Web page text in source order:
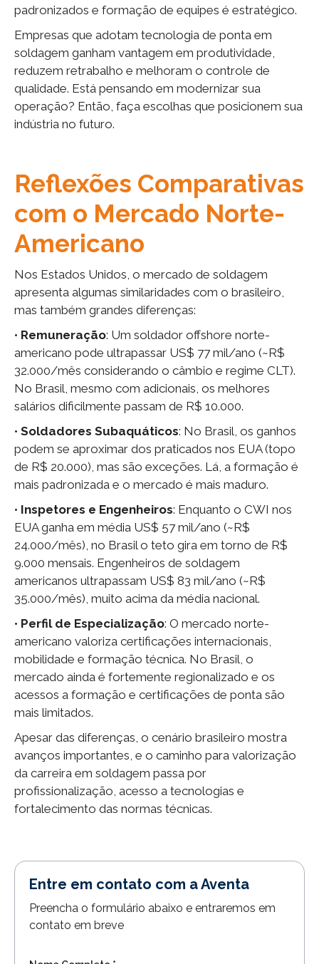
padronizados e formação de equipes é estratégico.
Empresas que adotam tecnologia de ponta em
soldagem ganham vantagem em produtividade,
reduzem retrabalho e melhoram o controle de
qualidade. Está pensando em modernizar sua
operação? Então, faça escolhas que posicionem sua
indústria no futuro.
Reflexões Comparativas
com o Mercado Norte-
Americano
Nos Estados Unidos, o mercado de soldagem
apresenta algumas similaridades com o brasileiro,
mas também grandes diferenças:
• Remuneração: Um soldador offshore norte-
americano pode ultrapassar US$ 77 mil/ano (~R$
32.000/mês considerando o câmbio e regime CLT).
No Brasil, mesmo com adicionais, os melhores
salários dificilmente passam de R$ 10.000.
• Soldadores Subaquáticos: No Brasil, os ganhos
podem se aproximar dos praticados nos EUA (topo
de R$ 20.000), mas são exceções. Lá, a formação é
mais padronizada e o mercado é mais maduro.
• Inspetores e Engenheiros: Enquanto o CWI nos
EUA ganha em média US$ 57 mil/ano (~R$
24.000/mês), no Brasil o teto gira em torno de R$
9.000 mensais. Engenheiros de soldagem
americanos ultrapassam US$ 83 mil/ano (~R$
35.000/mês), muito acima da média nacional.
• Perfil de Especialização: O mercado norte-
americano valoriza certificações internacionais,
mobilidade e formação técnica. No Brasil, o
mercado ainda é fortemente regionalizado e os
acessos a formação e certificações de ponta são
mais limitados.
Apesar das diferenças, o cenário brasileiro mostra
avanços importantes, e o caminho para valorização
da carreira em soldagem passa por
profissionalização, acesso a tecnologias e
fortalecimento das normas técnicas.
Entre em contato com a Aventa
Preencha o formulário abaixo e entraremos em
contato em breve